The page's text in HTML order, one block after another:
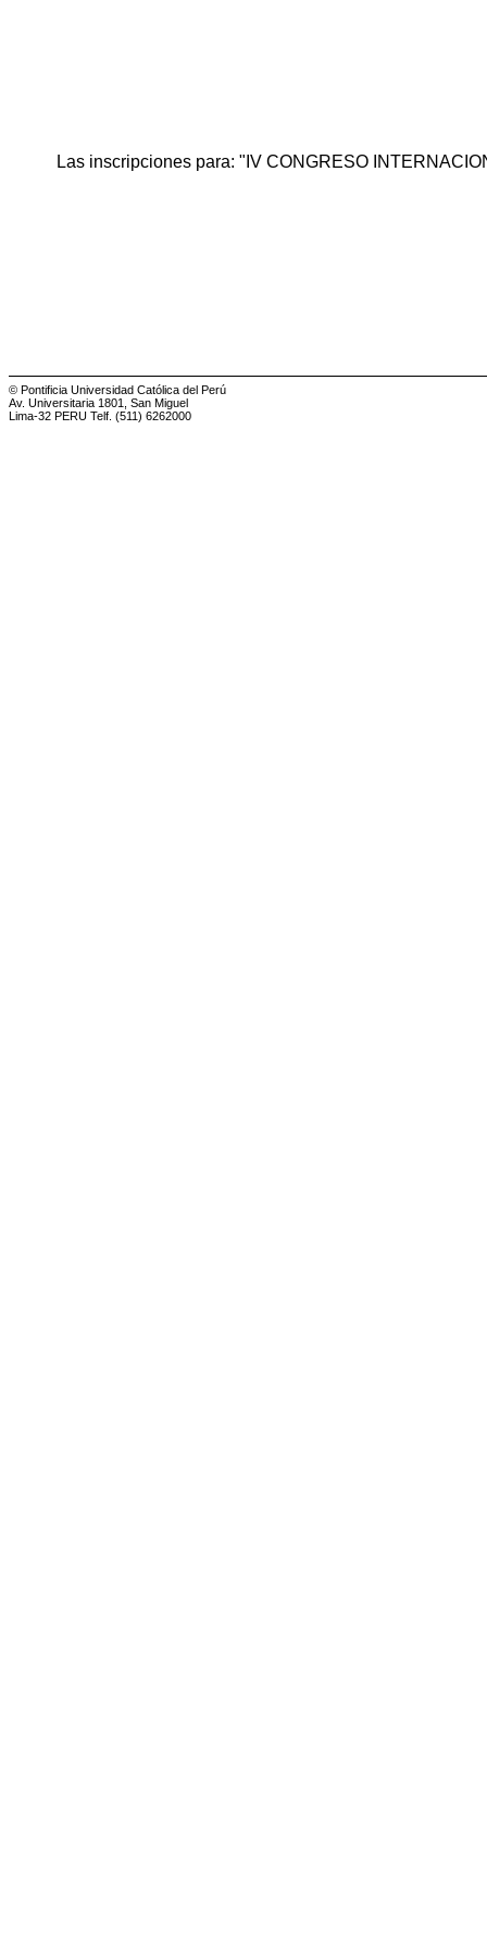
Las inscripciones para: "IV CONGRESO
© Pontificia Universidad Católica del Perú
Av. Universitaria 1801, San Miguel
Lima-32 PERU Telf. (511) 6262000